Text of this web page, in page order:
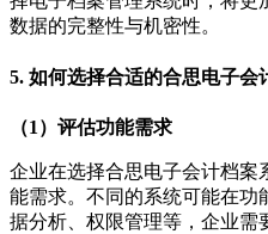
数据的完整性与机密性。
5. 如何选择合适的合思电子会
（1）评估功能需求
企业在选择合思电子会计档案
能需求。不同的系统可能在功
据分析、权限管理等，企业需